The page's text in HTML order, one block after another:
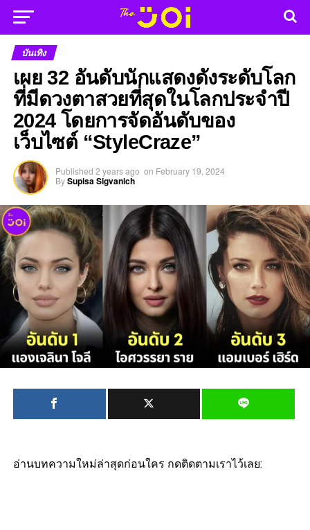
บันเทิง
เผย 32 อันดับนักแสดงดังระดับโลก
ที่มีดวงตาสวยที่สุดในโลกประจำปี
2024 โดยการจัดอันดับของ
เว็บไซต์ “StyleCraze”
Published 2 years ago on February 19, 2024
BySupisa Sigvanich
อ่านบทความใหม่ล่าสุดก่อนใคร กดติดตามเราไว้เลย: